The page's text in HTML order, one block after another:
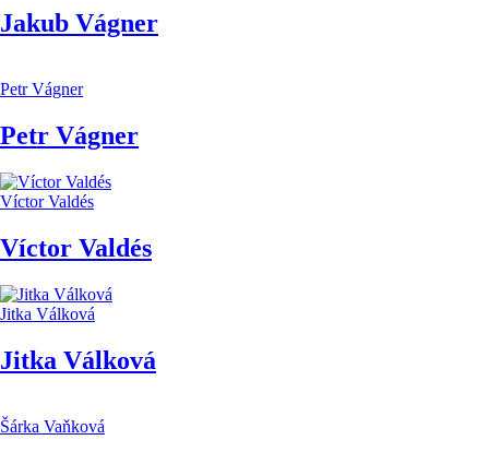
Jakub Vágner
Petr Vágner
Petr Vágner
Víctor Valdés
Víctor Valdés
Jitka Válková
Jitka Válková
Šárka Vaňková